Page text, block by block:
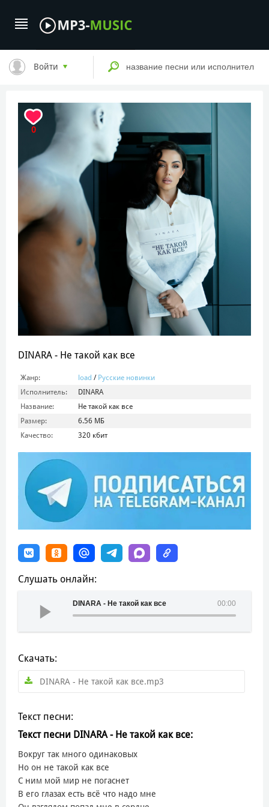
Войти
0
DINARA - Не такой как все
Жанр: load / Русские новинки
Исполнитель:
DINARA
Название:
Не такой как все
Размер:
6.56 МБ
Качество:
320 кбит
Слушать онлайн:
00:00
DINARA - Не такой как все
Скачать:
DINARA - Не такой как все.mp3
Текст песни:
Текст песни DINARA - Не такой как все:
Вокруг так много одинаковых
Но он не такой как все
С ним мой мир не погаснет
В его глазах есть всё что надо мне